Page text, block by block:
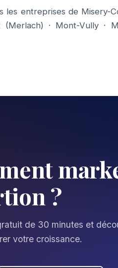
les entreprises de Misery-
(Merlach) · Mont-Vully ·
?
de 30 minutes et
votre croissance.